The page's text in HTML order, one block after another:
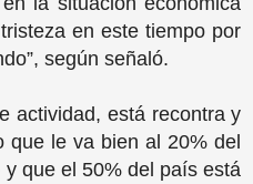
en este tiempo por
según señaló.
actividad, está recontra y
que le va bien al 20% del
que el 50% del país está